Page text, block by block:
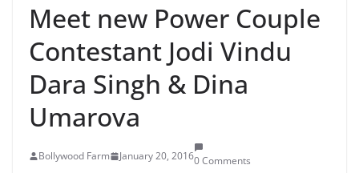
Meet new Power Couple
Contestant Jodi Vindu
Dara Singh & Dina
Umarova
Bollywood Farm January 20, 20160 Comments